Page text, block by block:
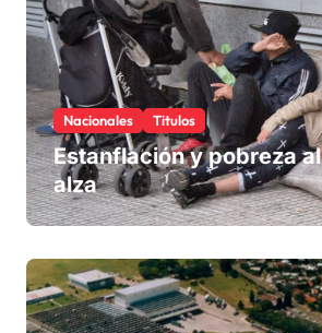
Nacionales Titulos
Estanflación y pobreza al
alza